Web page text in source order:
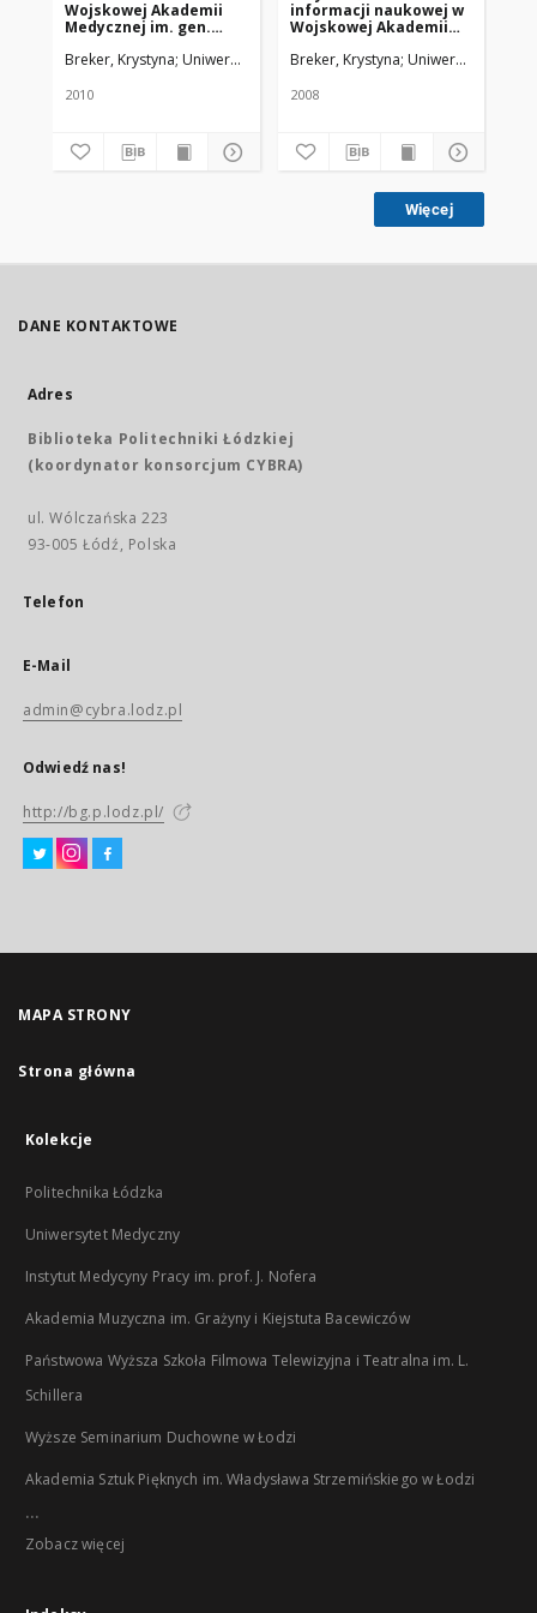
Wojskowej Akademii
Medycznej im. gen.
Szareckiego w Łodzi
Breker, Krystyna Uniwersytet Medyczny w Łodzi
2010
informacji naukowej w
Wojskowej Akademii
dyw. prof. Bolesława
Breker, Krystyna Uniwersytet
2008
Więcej
DANE KONTAKTOWE
Adres
Biblioteka Politechniki Łódzkiej
(koordynator konsorcjum CYBRA)
ul. Wólczańska 223
93-005 Łódź, Polska
Telefon
E-Mail
admin@cybra.lodz.pl
Odwiedź nas!
http://bg.p.lodz.pl/
MAPA STRONY
Strona główna
Kolekcje
Politechnika Łódzka
Uniwersytet Medyczny
Instytut Medycyny Pracy im. prof. J. Nofera
Akademia Muzyczna im. Grażyny i Kiejstuta Bacewiczów
Państwowa Wyższa Szkoła Filmowa Telewizyjna i Teatralna im. L.
Schillera
Wyższe Seminarium Duchowne w Łodzi
Akademia Sztuk Pięknych im. Władysława Strzemińskiego w Łodzi
...
Zobacz więcej